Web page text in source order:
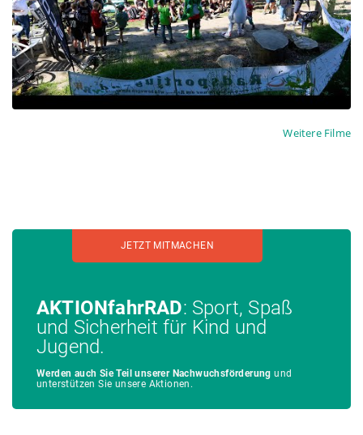
Weitere Filme
AKTIONfahrRAD: Sport, Spaß
und Sicherheit für Kind und
Jugend.
Werden auch Sie Teil unserer Nachwuchsförderung und
unterstützen Sie unsere Aktionen.
JETZT MITMACHEN